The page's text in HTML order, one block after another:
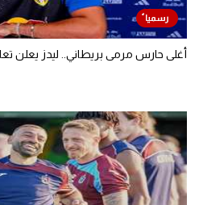
أغلى حارس مرمى بريطاني.. ليدز يعلن